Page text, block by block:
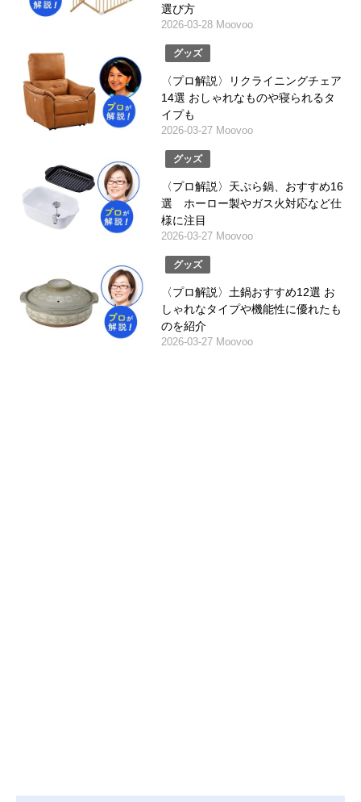
選び方
2026-03-28 Moovoo
グッズ
〈プロ解説〉リクライニングチェア
14選 おしゃれなものや寝られるタ
イプも
2026-03-27 Moovoo
グッズ
〈プロ解説〉天ぷら鍋、おすすめ16
選 ホーロー製やガス火対応など仕
様に注目
2026-03-27 Moovoo
グッズ
〈プロ解説〉土鍋おすすめ12選 お
しゃれなタイプや機能性に優れたも
のを紹介
2026-03-27 Moovoo